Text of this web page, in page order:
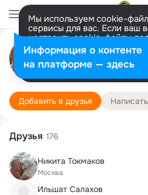
Мы используем cookie-
сервисы для вас. Если ваш
настроить cookie-файлы
представитель. Больше
Разрешить все
Анна
Москва
26 мая
Христианский
Добавить в друзья Написать
Друзья 176
Никита Токмаков
Москва
Ильшат Салахов
Информация о контенте
на платформе — здесь